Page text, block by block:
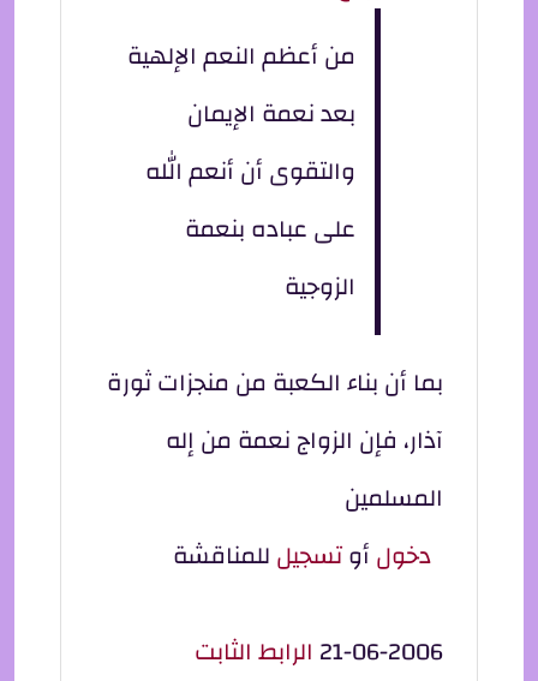
من أعظم النعم الإلهية
بعد نعمة الإيمان
والتقوى أن أنعم الله
على عباده بنعمة
الزوجية
بما أن بناء الكعبة من منجزات ثورة
آذار، فإن الزواج نعمة من إله
المسلمين
دخولأوتسجيلللمناقشة
21-06-2006 الرابط الثابت